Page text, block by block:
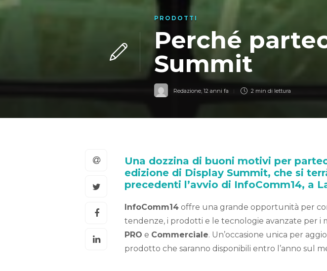
PRODOTTI
Perché
Summit
Redazione, 12 anni fa 2 min di lettura
Una dozzina di buoni motivi per
edizione di Display Summit, che si
precedenti l’avvio di InfoComm14, a
InfoComm14 offre una grande opportunità per
tendenze, i prodotti e le tecnologie avanzate per i
PRO e Commerciale. Un’occasione unica per
prodotto che saranno disponibili entro l’anno sul